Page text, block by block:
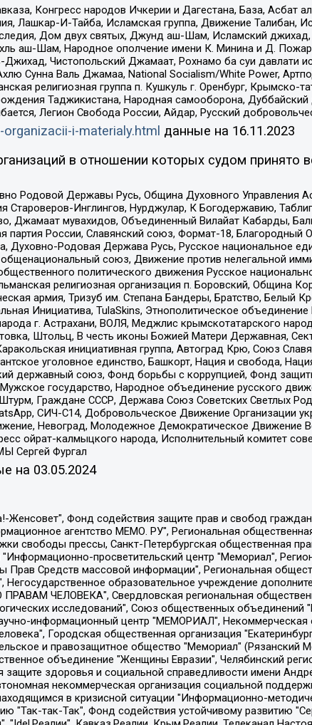
Конгресс народов Ичкерии и Дагестана, База, Асбат
Лашкар-И-Тайба, Исламская группа, Движение Талибан,
Дом двух святых, Джунд аш-Шам, Исламский
аш-Шам, Народное ополчение имени К. Минина и Д.
Чистопольский Джамаат, Рохнамо ба суи давлати
Сунна Валь Джамаа, National Socialism/White Power,
религиозная группа п. Кушкуль г. Оренбург, Крымско-
Таджикистана, Народная самооборона,
Легион Свобода России, Айдар, Русский
i-materialy.html данные на 16.11.2023
в отношении которых судом принято
Родовой Державы Русь, Община Духовного Управления
Инглингов, Нурджулар, К Богодержавию,
Джамаат мувахидов, Объединенный Вилайат Кабарды,
России, Славянский союз, Формат-18, Благородный
Духовно-Родовая Держава Русь, Русское национальное
союз, Движение против нелегальной
политического движения Русское
религиозная организация п. Боровский, Община
армия, Тризуб им. Степана Бандеры, Братство, Белый
Инициатива, TulaSkins, Этнополитическое
г. Астрахани, ВОЛЯ, Меджлис крымскотатарского
Штольц, В честь иконы Божией Матери Державная,
инициативная группа, Автоград Крю, Союз
уголовное единство, Башкорт, Нация и свобода,
державный союз, Фонд борьбы с коррупцией, Фонд
государство, Народное объединение русского
Граждане СССР, Держава Союз Советских Светлых
СИЧ-С14, Добровольческое Движение Организации
Невоград, Молодежное Демократическое Движение
ойрат-калмыцкого народа, Исполнительный комитет
Сергей Фургал
на 03.05.2024
Великовский Дмитрий Александрович, Долинина Ирина Николаевна, Мароховская Алеся Алексеевна, Шлейнов Роман Юрьевич, Шмагун Олеся Валентиновна, Общество с ограниченной ответственностью "Альтаир 2021", Общество с ограниченной ответственностью "Вега 2021", Общество с ограниченной ответственностью "Главный редактор 2021", Общество с ограниченной ответственностью "Ромашки монолит", Важенков Артем Валерьевич, Ивановская областная общественная организация "Центр гендерных исследований", Гурман Юрий Альбертович, Медиапроект "ОВД-Инфо", Егоров Владимир Владимирович, Жилинский Владимир Александрович, Общество с ограниченной ответственностью "ЗП", Иванова София Юрьевна, Карезина Инна Павловна, Кильтау Екатерина Викторовна, Петров Алексей Викторович, Пискунов Сергей Евгеньевич, Смирнов Сергей Сергеевич, Тихонов Михаил Сергеевич, Общество с ограниченной ответственностью "ЖУРНАЛИСТ-ИНОСТРАННЫЙ АГЕНТ", Арапова Галина Юрьевна, Вольтская Татьяна Анатольевна, Американская компания "Mason G.E.S. Anonymous Foundation" (США), являющаяся владельцем интернет-издания https://mnews.world/, Компания "Stichting Bellingcat", зарегистрированная в Нидерландах (дата регистрации 11.07.2018), Захаров Андрей Вячеславович, Клепиковская Екатерина Дмитриевна, Общество с ограниченной ответственностью "МЕМО", Перл Роман Александрович, Симонов Евгений Алексеевич, Соловьева Елена Анатольевна, Сотников Даниил Владимирович, Сурначева Елизавета Дмитриевна, Автономная некоммерческая организация по защите прав человека и информированию населения "Якутия – Наше Мнение", Общество с ограниченной ответственностью "Москоу диджитал медиа", с 26.01.2023 Общество с ограниченной ответственностью "Чайка Белые сады", Ветошкина Валерия Валерьевна, Заговора Максим Александрович, Межрегиональное общественное движение "Российская ЛГБТ - сеть", Оленичев Максим Владимирович, Павлов Иван Юрьевич, Скворцова Елена Сергеевна, Общество с ограниченной ответственностью "Как бы инагент", Кочетков Игорь Викторович, Общество с ограниченной ответственностью "Честные выборы", Еланчик Олег Александрович, Общество с ограниченной ответственностью "Нобелевский призыв", Гималова Регина Эмилевна, Григорьев Андрей Валерьевич, Григорьева Алина Александровна, Ассоциация по содействию защите прав призывников, альтернативнослужащих и военнослужащих "Правозащитная группа "Гражданин.Армия.Право", Хисамова Регина Фаритовна, Автономная некоммерческая организация по реализации социально-правовых программ "Лилит", Дальневосточное общественное движение "Маяк", Санкт-Петербургская ЛГБТ-инициативная группа "Выход", Инициативная группа ЛГБТ+ "Реверс", Алексеев Андрей Викторович, Бекбулатова Таисия Львовна, Беляев Иван Михайлович, Владыкина Елена Сергеевна, Гельман Марат Александрович, Никульшина Вероника Юрьевна, Толоконникова Надежда Андреевна, Шендерович Виктор Анатольевич, Общество с ограниченной ответственностью "Данное сообщение", Общество с ограниченной ответственностью Издательский дом "Новая глава", Айнбиндер Александра Александровна, Московский комьюнити-центр для ЛГБТ+инициатив, Благотворительный фонд развития филантропии, Deutsche Welle (Германия, Kurt-Schumacher-Strasse 3, 53113 Bonn), Борзунова Мария Михайловна, Воробьев Виктор Викторович, Голубева Анна Львовна, Константинова Алла Михайловна, Малкова Ирина Владимировна, Мурадов Мурад Абдулгалимович, Осетинская Елизавета Николаевна, Понасенков Евгений Николаевич, Ганапольский Матвей Юрьевич, Киселев Евгений Алексеевич, Борухович Ирина Григорьевна, Дремин Иван Тимофеевич, Дубровский Дмитрий Викторович, Красноярская региональная